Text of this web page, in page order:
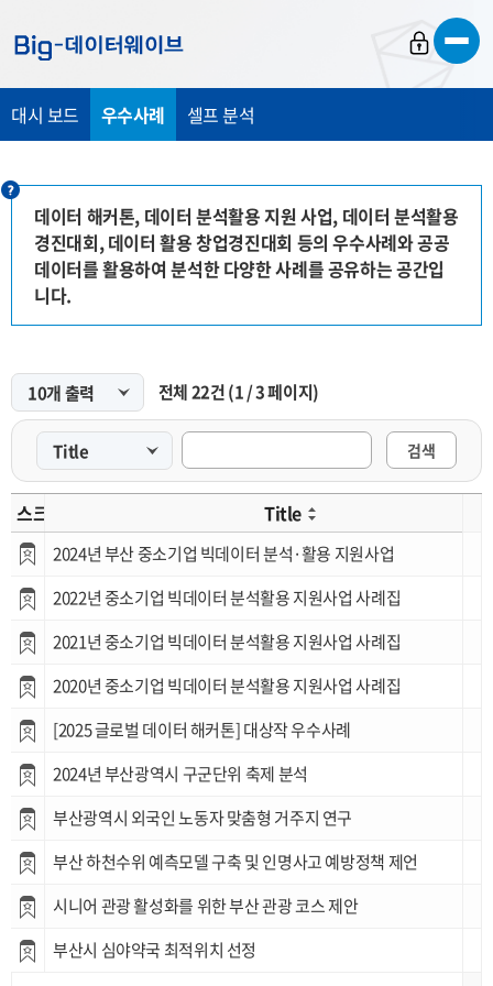
가
가
가
대시 보드 우수사례 셀프 분석
데이터 해커톤, 데이터 분석활용 지원 사업, 데이터 분석활용
경진대회, 데이터 활용 창업경진대회 등의 우수사례와 공공
데이터를 활용하여 분석한 다양한 사례를 공유하는 공간입
니다.
전체22건(1/3페이지)
검색
스크랩 Title
2024년 부산 중소기업 빅데이터 분석·활용 지원사업
2022년 중소기업 빅데이터 분석활용 지원사업 사례집
2021년 중소기업 빅데이터 분석활용 지원사업 사례집
2020년 중소기업 빅데이터 분석활용 지원사업 사례집
[2025 글로벌 데이터 해커톤] 대상작 우수사례
2024년 부산광역시 구군단위 축제 분석
부산광역시 외국인 노동자 맞춤형 거주지 연구
부산 하천수위 예측모델 구축 및 인명사고 예방정책 제언
시니어 관광 활성화를 위한 부산 관광 코스 제안
부산시 심야약국 최적위치 선정